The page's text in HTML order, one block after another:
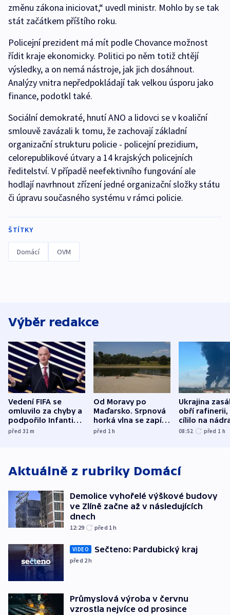
změnu zákona iniciovat,“ uvedl ministr. Mohlo by se tak
stát začátkem příštího roku.
Policejní prezident má mít podle Chovance možnost
řídit kraje ekonomicky. Politici po něm totiž chtějí
výsledky, a on nemá nástroje, jak jich dosáhnout.
Analýzy vnitra nepředpokládají tak velkou úsporu jako
finance, podotkl také.
Sociální demokraté, hnutí ANO a lidovci se v koaliční
smlouvě zavázali k tomu, že zachovají základní
organizační strukturu policie - policejní prezidium,
celorepublikové útvary a 14 krajských policejních
ředitelství. V případě neefektivního fungování ale
hodlají navrhnout zřízení jedné organizační složky státu
či úpravu současného systému v rámci policie.
ŠTÍTKY
Domácí OVM
Výběr redakce
Vedení FIFA se
omluvilo za chyby a
podpořilo Infantina.
UEFA trvá na
před 31m
Od Moravy po
Maďarsko. Srpnová
horká vlna se zapíše
do dějin
před 1h
Ukrajina
obří rafinerii,
cílilo na
autobus
08:52 před 1 h
Aktuálně z rubriky Domácí
Demolice vyhořelé výškové budovy
ve Zlíně začne až v následujících
dnech
12:29 před 1h
VIDEO Sečteno: Pardubický kraj
před 2h
Průmyslová výroba v červnu
vzrostla nejvíce od prosince